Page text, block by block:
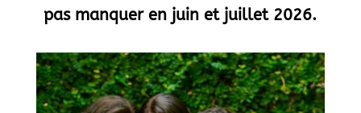
pas manquer en juin et juillet 2026.